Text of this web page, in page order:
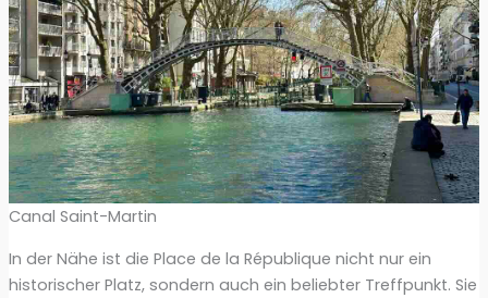
Canal Saint-Martin
In der Nähe ist die Place de la République nicht nur ein
historischer Platz, sondern auch ein beliebter Treffpunkt. Sie